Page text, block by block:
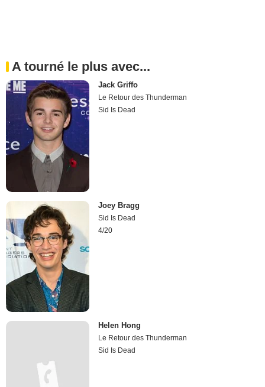
A tourné le plus avec...
Jack Griffo
Le Retour des Thunderman
Sid Is Dead
Joey Bragg
Sid Is Dead
4/20
Helen Hong
Le Retour des Thunderman
Sid Is Dead